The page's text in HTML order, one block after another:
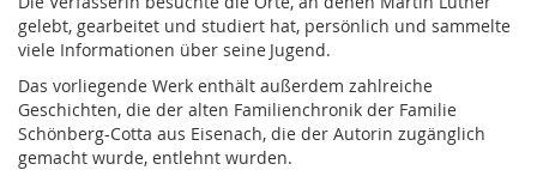
gelebt, gearbeitet und studiert hat, persönlich und sammelte
viele Informationen über seine Jugend.
Das vorliegende Werk enthält außerdem zahlreiche
Geschichten, die der alten Familienchronik der Familie
Schönberg-Cotta aus Eisenach, die der Autorin zugänglich
gemacht wurde, entlehnt wurden.